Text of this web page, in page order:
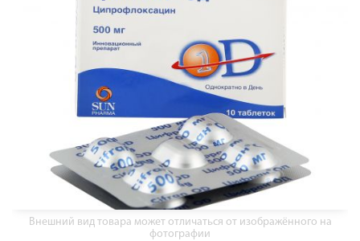
Внешний вид товара может отличаться от изображённого на
фотографии